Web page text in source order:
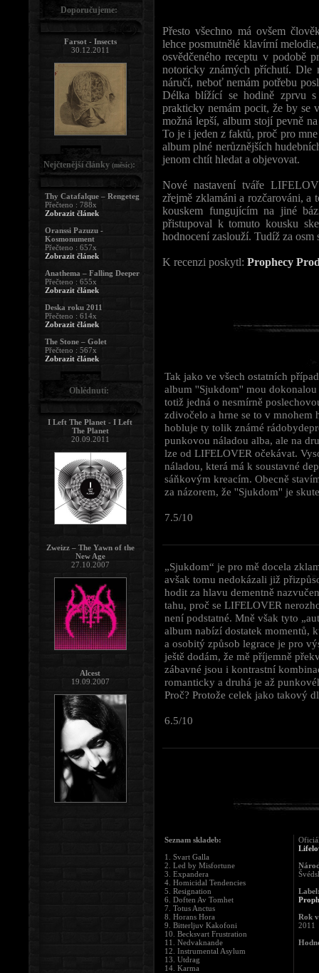
Přesto všechno má ovšem
lehce posmutnělé klavírní
osvědčeného receptu v podobě
notoricky známých příchutí.
náručí, neboť nemám potřebu
Délka blížící se hodině zprvu s
prakticky nemám pocit, že by se
možná lepší, album stojí pevně
To je i jeden z faktů, proč pro
album plné nerůznějších
jenom chtít hledat a objevovat.
Nové nastavení tváře
zřejmě zklamáni a rozčarováni, a
kouskem fungujícím na jiné
přistupoval k tomuto kousku
hodnocení zaslouží. Tudíž za osm
K recenzi poskytl: Prophecy
Tak jako ve všech ostatních
album ''Sjukdom'' mou
totiž jedná o nesmírně
zdivočelo a hrne se to v mnohem
hobluje ty tolik známé
punkovou náladou alba, ale na
lze od LIFELOVER očekávat.
náladou, která má k soustavné
sáňkovým kreacím. Obecně
za názorem, že ''Sjukdom'' je
7.5/10
„Sjukdom“ je pro mě docela
avšak tomu nedokázali již
hodit za hlavu dementně
tahu, proč se LIFELOVER
není podstatné. Mně však tyto
album nabízí dostatek momentů,
a osobitý způsob legrace je pro
ještě dodám, že mě příjemně
zábavné jsou i kontrastní
romanticky a druhá je až
Proč? Protože celek jako takový
6.5/10
Seznam skladeb:
1. Svart Galla
2. Led by Misfortune
3. Expandera
4. Homicidal Tendencies
5. Resignation
6. Doften Av Tomhet
7. Totus Anctus
8. Horans Hora
9. Bitterljuv Kakofoni
10. Becksvart Frustration
11. Nedvaknande
12. Instrumental Asylum
13. Utdrag
14. Karma
Rok
2011
Doporučujeme:
Farsot - Insects
30.12.2011
Nejčtenější články (měsíc):
Thy Catafalque – Rengeteg
Přečteno : 788x
Zobrazit článek
Oranssi Pazuzu -
Kosmonument
Přečteno : 657x
Zobrazit článek
Anathema – Falling Deeper
Přečteno : 655x
Zobrazit článek
Deska roku 2011
Přečteno : 614x
Zobrazit článek
The Stone – Golet
Přečteno : 567x
Zobrazit článek
Ohlédnutí:
I Left The Planet - I Left
The Planet
20.09.2011
Zweizz – The Yawn of the
New Age
27.10.2007
Alcest
19.09.2007